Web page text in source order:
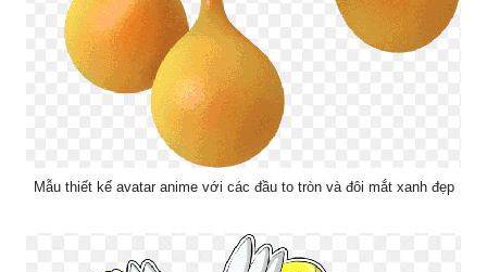
Mẫu thiết kế avatar anime với các đầu to tròn và đôi mắt xanh đẹp